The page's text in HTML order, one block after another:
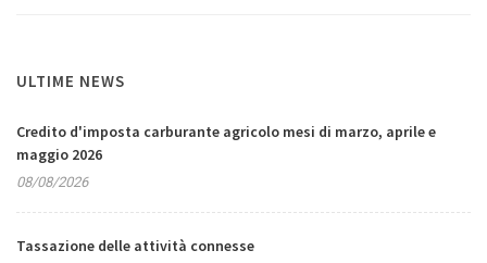
ULTIME NEWS
Credito d'imposta carburante agricolo mesi di marzo, aprile e
maggio 2026
08/08/2026
Tassazione delle attività connesse